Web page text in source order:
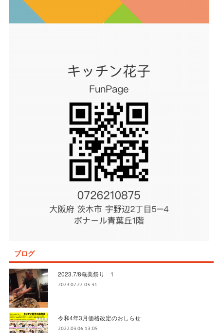
ブログ
2023.7/8奄美祭り 1
2023.07.22 03:31
令和4年3月価格改定のおしらせ
2022.03.06 13:05